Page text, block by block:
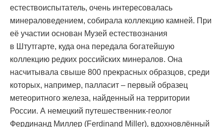
естествоиспытатель, очень интересовалась
минераловедением, собирала коллекцию камней. При
её участии основан Музей естествознания
в Штутгарте, куда она передала богатейшую
коллекцию редких российских минералов. Она
насчитывала свыше 800 прекрасных образцов, среди
которых, например, палласит – первый образец
метеоритного железа, найденный на территории
России. А немецкий путешественник-геолог
Фердинанд Миллер (Ferdinand Miller), вдохновлённый